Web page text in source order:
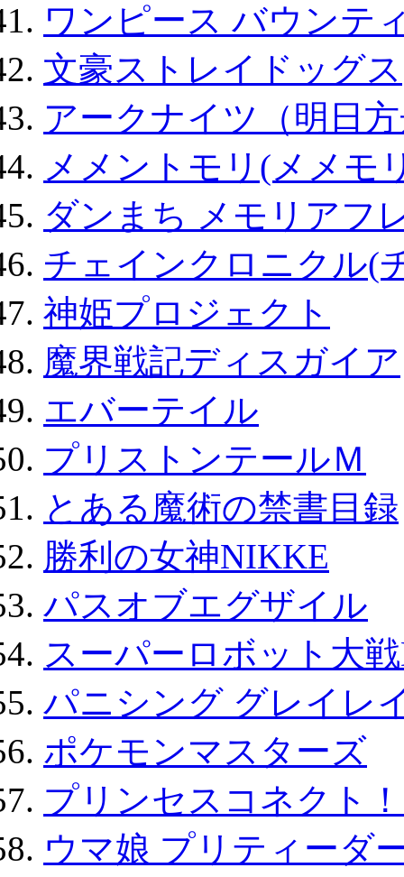
ワンピース バウンテ
文豪ストレイドッグス
アークナイツ（明日
メメントモリ(メメモ
ダンまち メモリアフ
チェインクロニクル(
神姫プロジェクト
魔界戦記ディスガイア
エバーテイル
プリストンテールＭ
とある魔術の禁書目録
勝利の女神NIKKE
パスオブエグザイル
スーパーロボット大
パニシング グレイレ
ポケモンマスターズ
プリンセスコネクト
ウマ娘 プリティーダ